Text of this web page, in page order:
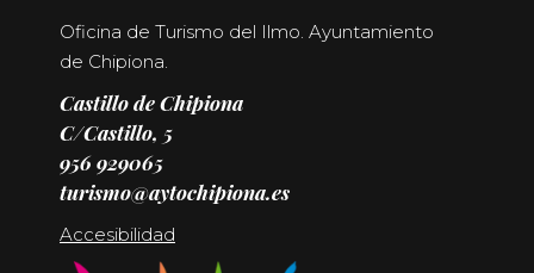
Oficina de Turismo del Ilmo. Ayuntamiento
de Chipiona.
Castillo de Chipiona
C/Castillo, 5
956 929065
turismo@aytochipiona.es
Accesibilidad